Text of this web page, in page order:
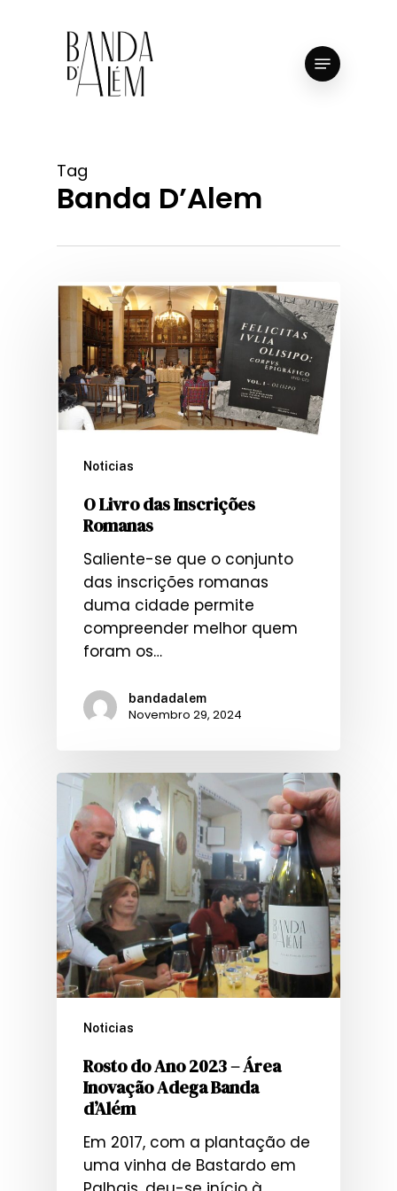
Menu
Tag
Banda D’Alem
Noticias
O Livro das Inscrições
Romanas
Saliente-se que o conjunto
das inscrições romanas
duma cidade permite
compreender melhor quem
foram os…
bandadalem
Novembro 29, 2024
Noticias
Rosto do Ano 2023 – Área
Inovação Adega Banda
d’Além
Em 2017, com a plantação de
uma vinha de Bastardo em